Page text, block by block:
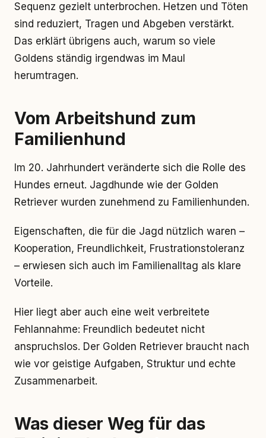
Sequenz gezielt unterbrochen. Hetzen und Töten
sind reduziert, Tragen und Abgeben verstärkt.
Das erklärt übrigens auch, warum so viele
Goldens ständig irgendwas im Maul
herumtragen.
Vom Arbeitshund zum
Familienhund
Im 20. Jahrhundert veränderte sich die Rolle des
Hundes erneut. Jagdhunde wie der Golden
Retriever wurden zunehmend zu Familienhunden.
Eigenschaften, die für die Jagd nützlich waren –
Kooperation, Freundlichkeit, Frustrationstoleranz
– erwiesen sich auch im Familienalltag als klare
Vorteile.
Hier liegt aber auch eine weit verbreitete
Fehlannahme: Freundlich bedeutet nicht
anspruchslos. Der Golden Retriever braucht nach
wie vor geistige Aufgaben, Struktur und echte
Zusammenarbeit.
Was dieser Weg für das